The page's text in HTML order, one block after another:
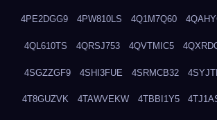
4PE2DGG9 4PW810LS 4Q1M7Q60
4QL610TS 4QRSJ753 4QVTMIC5
4SGZZGF9 4SHI3FUE 4SRMCB32
4T8GUZVK 4TAWVEKW 4TBBI1Y5